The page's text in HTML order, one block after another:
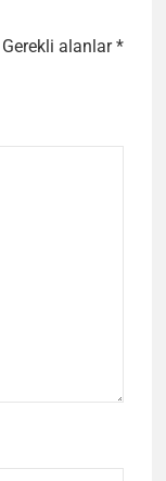
Gerekli alanlar*